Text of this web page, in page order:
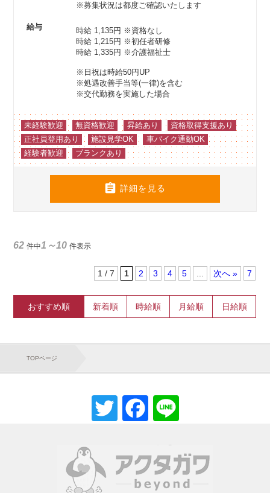
※募集状況は都度ご確認いたします
給与 時給 1,135円 ※資格なし
時給 1,215円 ※初任者研修
時給 1,335円 ※介護福祉士
※日祝は時給50円UP
※処遇改善手当等(一律)を含む
※交代勤務を実施した場合
未経験歓迎 無資格歓迎 昇給あり
資格取得支援あり
正社員登用あり
施設見学OK
車バイク通勤OK
経験者歓迎
ブランクあり
 詳細を見る
62 件中1～10 件表示
1 / 7 1 2 3 4 5 » 7
おすすめ順 新着順 時給順 月給順 日給順
TOPページ
TwitterFacebook